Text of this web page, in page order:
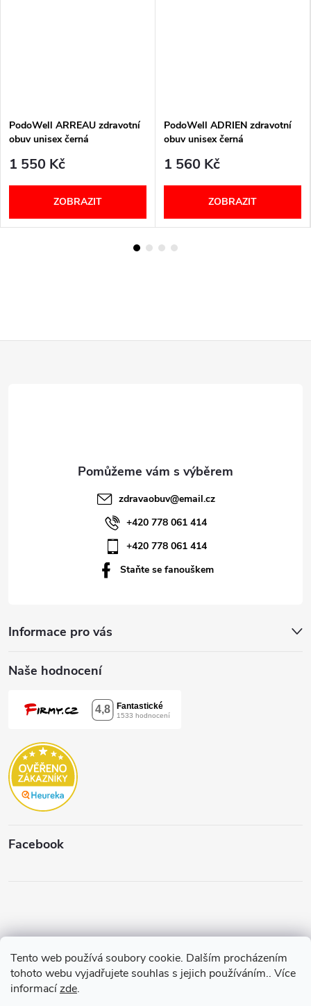
Tento web používá soubory cookie. Dalším procházením
tohoto webu vyjadřujete souhlas s jejich používáním.. Více
informacízde.
PodoWell ARREAU zdravotní
obuv unisex černá
1 550 Kč
ZOBRAZIT
PodoWell ADRIEN zdravotní
obuv unisex černá
1 560 Kč
ZOBRAZIT
Informace pro vás
Naše hodnocení
Facebook
zdravaobuv@email.cz
+420 778 061 414
+420 778 061 414
Staňte se fanouškem
Copyright 2026 Štěpánková & C. . Všechna práva vyhrazena.
Upravit
nastavení cookies